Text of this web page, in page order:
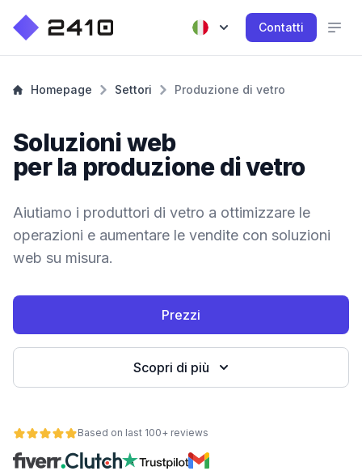
Contatti
Homepage Settori Produzione di vetro
Soluzioni web
per la produzione di vetro
Aiutiamo i produttori di vetro a ottimizzare le
operazioni e aumentare le vendite con soluzioni
web su misura.
Prezzi
Scopri di più
Based on last 100+ reviews